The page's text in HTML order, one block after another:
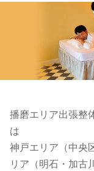
播磨エリア出張整
は
神戸エリア（中央
リア（明石・加古